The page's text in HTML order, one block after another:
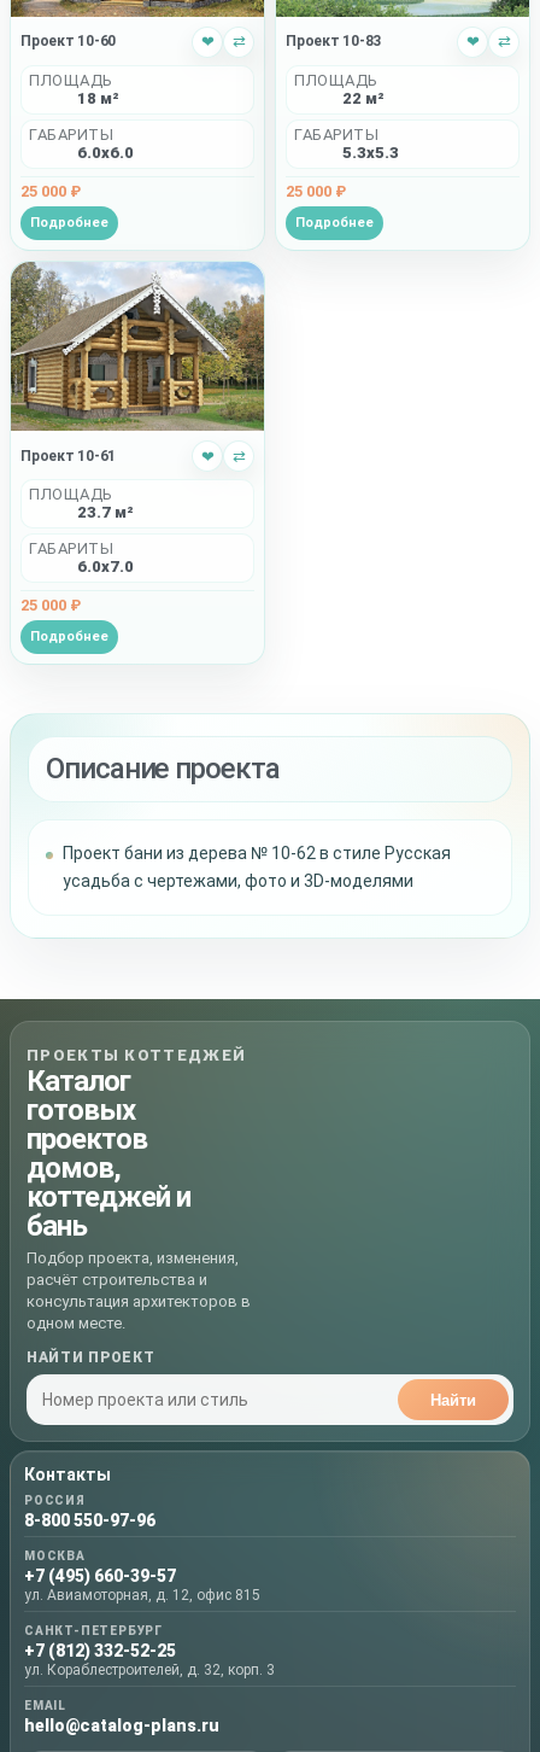
Проект 10-60 ❤ ⇄
ПЛОЩАДЬ
18 м²
ГАБАРИТЫ
6.0x6.0
25 000 ₽
Подробнее
Проект 10-83 ❤ ⇄
ПЛОЩАДЬ
22 м²
ГАБАРИТЫ
5.3x5.3
25 000 ₽
Подробнее
Проект 10-61 ❤ ⇄
ПЛОЩАДЬ
23.7 м²
ГАБАРИТЫ
6.0x7.0
25 000 ₽
Подробнее
Описание проекта
Проект бани из дерева № 10-62 в стиле Русская
усадьба с чертежами, фото и 3D-моделями
ПРОЕКТЫ КОТТЕДЖЕЙ
Каталог
готовых
проектов
домов,
коттеджей и
бань
Подбор проекта, изменения,
расчёт строительства и
консультация архитекторов в
одном месте.
НАЙТИ ПРОЕКТ
Найти
Контакты
РОССИЯ
8-800 550-97-96
МОСКВА
+7 (495) 660-39-57
ул. Авиамоторная, д. 12, офис 815
САНКТ-ПЕТЕРБУРГ
+7 (812) 332-52-25
ул. Кораблестроителей, д. 32, корп. 3
EMAIL
hello@catalog-plans.ru